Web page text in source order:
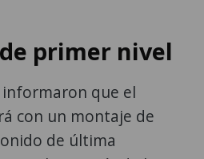
primer nivel
informaron que el
con un montaje de
de última